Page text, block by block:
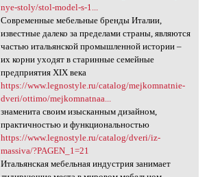
nye-stoly/stol-model-s-1...
Современные мебельные бренды Италии,
известные далеко за пределами страны, являются
частью итальянской промышленной истории –
их корни уходят в старинные семейные
предприятия ХІХ века
https://www.legnostyle.ru/catalog/mejkomnatnie-
dveri/ottimo/mejkomnatnaa...
знаменита своим изысканным дизайном,
практичностью и функциональностью
https://www.legnostyle.ru/catalog/dveri/iz-
massiva/?PAGEN_1=21
Итальянская мебельная индустрия занимает